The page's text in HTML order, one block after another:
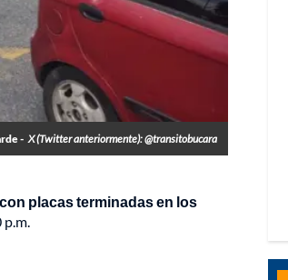
- X (Twitter anteriormente): @transitobucara
placas terminadas en los
p.m.